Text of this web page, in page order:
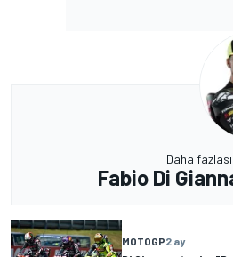
Daha fazlası
Fabio Di
MOTOGP2 ay